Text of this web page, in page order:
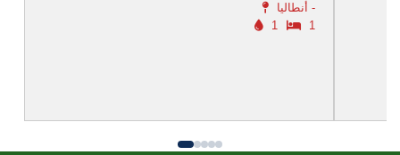
أنطاليا -
1
1